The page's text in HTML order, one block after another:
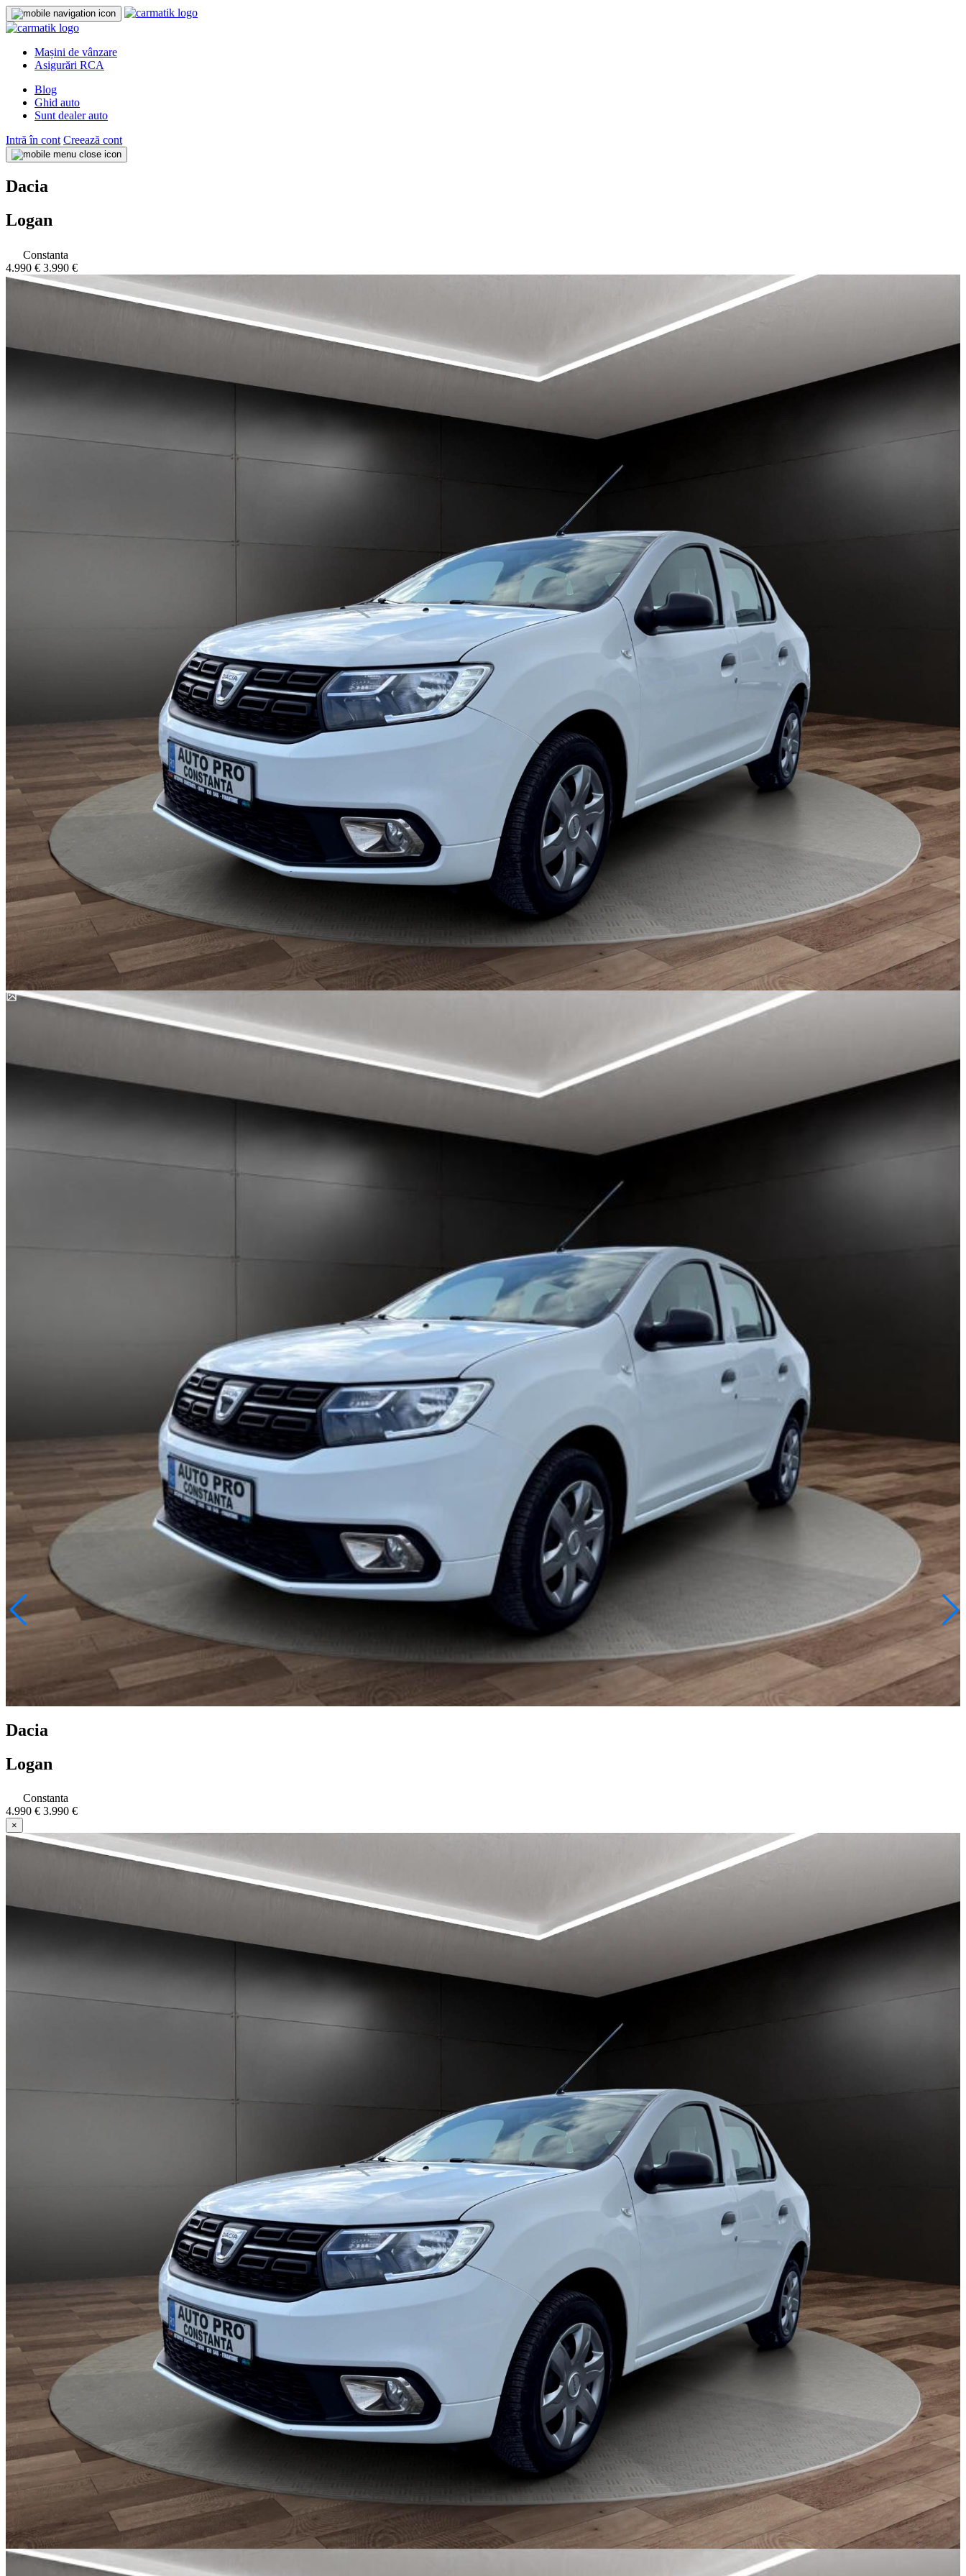
Mașini de vânzare
Asigurări RCA
Blog
Ghid auto
Sunt dealer auto
Intră în cont Creează cont
Dacia
Logan
Constanta
4.990 € 3.990 €
Dacia
Logan
Constanta
4.990 € 3.990 €
×